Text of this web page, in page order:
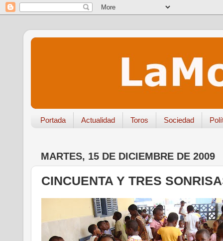
Portada Actualidad Toros Sociedad
MARTES, 15 DE DICIEMBRE DE 2009
CINCUENTA Y TRES